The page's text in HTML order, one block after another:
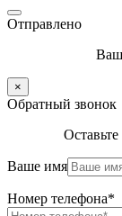
Отправлено
×
Обратный звонок
Ваше имя
Номер телефона*